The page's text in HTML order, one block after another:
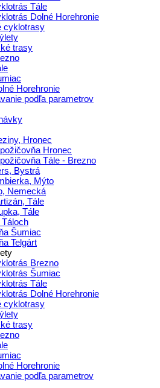
Tále
Dolné Horehronie
cyklotrasy
trasy
Horehronie
podľa parametrov
Hronec
Hronec
Tále - Brezno
Bystrá
Mýto
Nemecká
Tále
Tále
Táloch
Šumiac
Telgárt
Brezno
Šumiac
Tále
Dolné Horehronie
cyklotrasy
trasy
Horehronie
podľa parametrov